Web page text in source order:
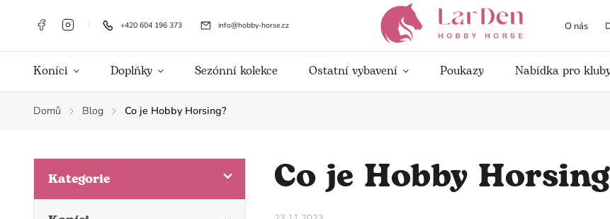
+420 604 196 373 info@hobby-horse.cz O nás
Koníci Doplňky Sezónní kolekce Ostatní vybavení Poukazy Nabídka pro
Domů / Blog / Co je Hobby Horsing?
Kategorie Co je Hobby